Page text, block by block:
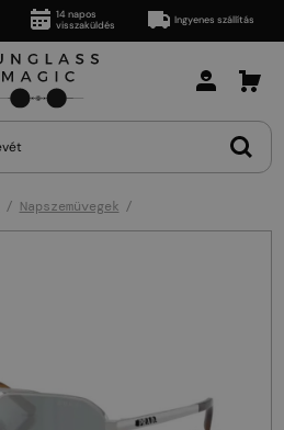
14 napos
visszaküldés
Ingyenes szállítás
Napszemüvegek